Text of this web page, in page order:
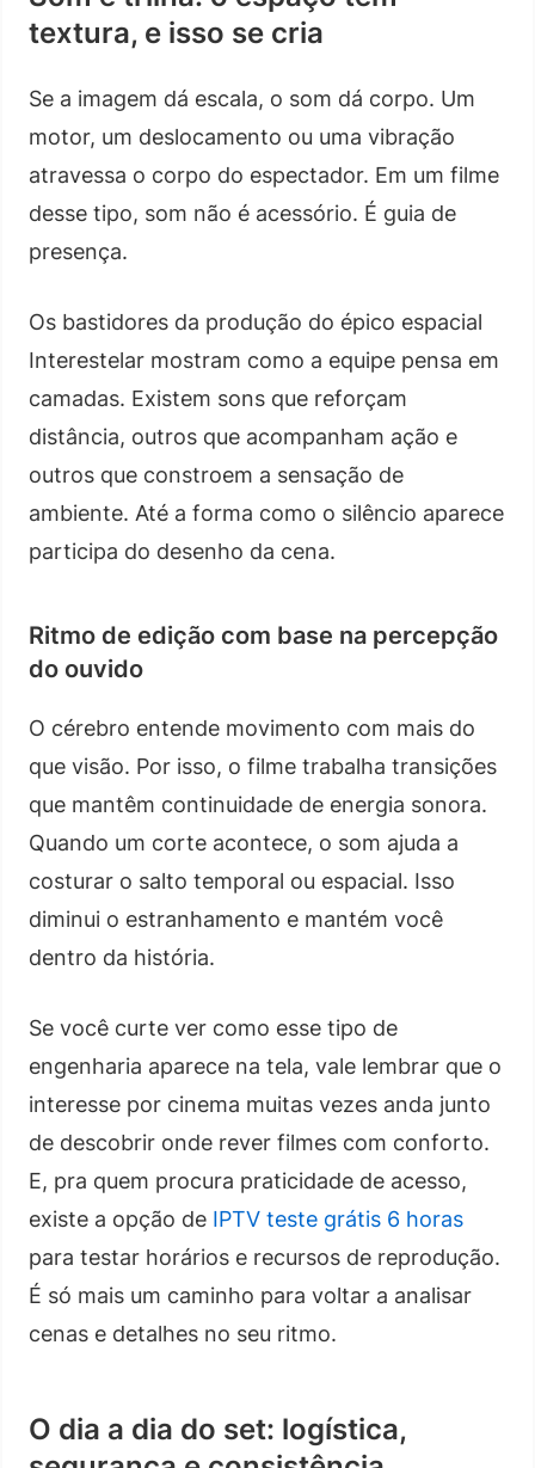
textura, e isso se cria
Se a imagem dá escala, o som dá corpo. Um
motor, um deslocamento ou uma vibração
atravessa o corpo do espectador. Em um filme
desse tipo, som não é acessório. É guia de
presença.
Os bastidores da produção do épico espacial
Interestelar mostram como a equipe pensa em
camadas. Existem sons que reforçam
distância, outros que acompanham ação e
outros que constroem a sensação de
ambiente. Até a forma como o silêncio aparece
participa do desenho da cena.
Ritmo de edição com base na percepção
do ouvido
O cérebro entende movimento com mais do
que visão. Por isso, o filme trabalha transições
que mantêm continuidade de energia sonora.
Quando um corte acontece, o som ajuda a
costurar o salto temporal ou espacial. Isso
diminui o estranhamento e mantém você
dentro da história.
Se você curte ver como esse tipo de
engenharia aparece na tela, vale lembrar que o
interesse por cinema muitas vezes anda junto
de descobrir onde rever filmes com conforto.
E, pra quem procura praticidade de acesso,
existe a opção de IPTV teste grátis 6 horas
para testar horários e recursos de reprodução.
É só mais um caminho para voltar a analisar
cenas e detalhes no seu ritmo.
O dia a dia do set: logística,